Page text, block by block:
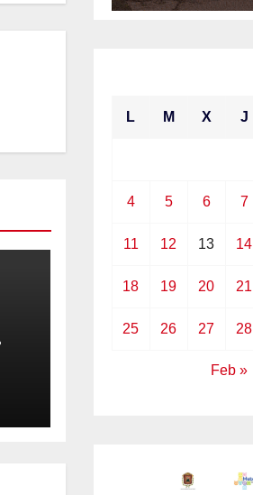
L M X J
4 5 6 7
11 12 13 14
18 19 20 21
25 26 27 28
Feb »